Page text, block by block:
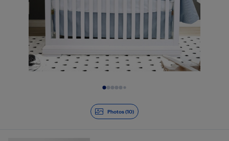
Photos (10)